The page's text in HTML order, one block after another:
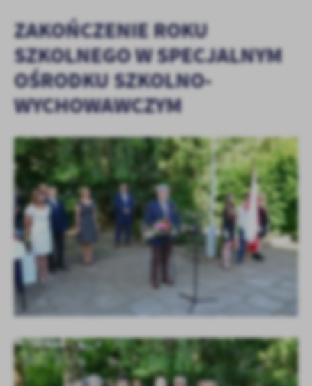
ZAKOŃCZENIE ROKU
SZKOLNEGO W SPECJALNYM
OŚRODKU SZKOLNO-
WYCHOWAWCZYM